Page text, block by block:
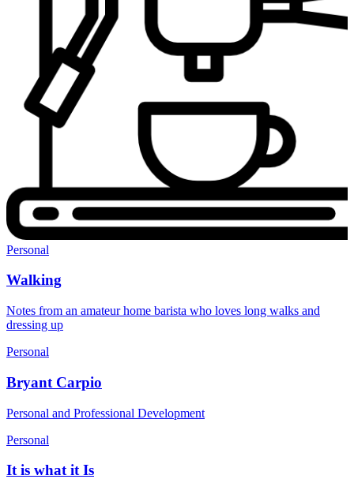
Personal
Walking
Notes from an amateur home barista who loves long walks and
dressing up
Personal
Bryant Carpio
Personal and Professional Development
Personal
It is what it Is